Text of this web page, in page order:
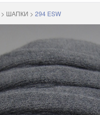
> ШАПКИ > 294 ESW